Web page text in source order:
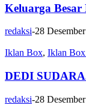
Keluarga
redaksi-28
Iklan Box, Iklan
DEDI
redaksi-28